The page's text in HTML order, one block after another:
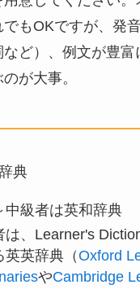
もOKですが、発
など）、例文が豊
が大事。
典
中級者は英和辞典
は、Learner's
英英辞典（Oxford
やCambridge